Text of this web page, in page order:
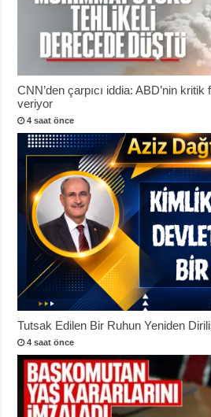
CNN’den çarpıcı iddia: ABD’nin
veriyor
4 saat önce
Tutsak Edilen Bir Ruhun Yeniden
4 saat önce